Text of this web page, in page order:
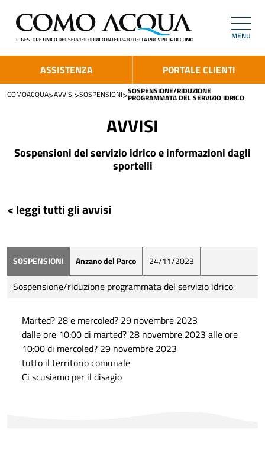
MENU
ASSISTENZA PORTALE CLIENTI
COMOACQUA>AVVISI>SOSPENSIONI>SOSPENSIONE/RIDUZIONE
PROGRAMMATA DEL SERVIZIO IDRICO
AVVISI
Sospensioni del servizio idrico e informazioni dagli
sportelli
< leggi tutti gli avvisi
SOSPENSIONI Anzano del Parco 24/11/2023
Sospensione/riduzione programmata del servizio idrico
Marted? 28 e mercoled? 29 novembre 2023
dalle ore 10:00 di marted? 28 novembre 2023 alle ore
10:00 di mercoled? 29 novembre 2023
tutto il territorio comunale
Ci scusiamo per il disagio